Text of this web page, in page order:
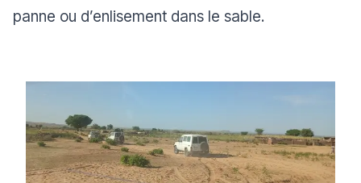
panne ou d’enlisement dans le sable.